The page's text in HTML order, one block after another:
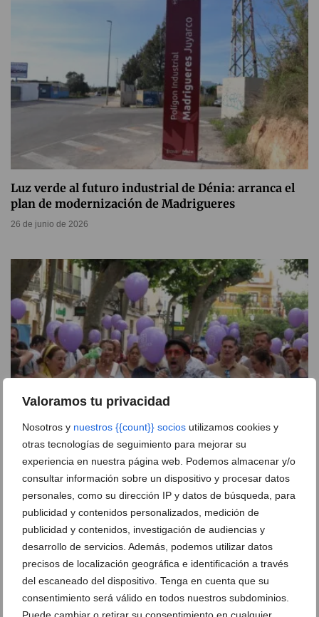
Valoramos tu privacidad
Nosotros y nuestros {{count}} socios utilizamos cookies y
otras tecnologías de seguimiento para mejorar su
experiencia en nuestra página web. Podemos almacenar y/o
consultar información sobre un dispositivo y procesar datos
personales, como su dirección IP y datos de búsqueda, para
publicidad y contenidos personalizados, medición de
publicidad y contenidos, investigación de audiencias y
desarrollo de servicios. Además, podemos utilizar datos
precisos de localización geográfica e identificación a través
del escaneado del dispositivo. Tenga en cuenta que su
consentimiento será válido en todos nuestros subdominios.
Luz verde al futuro industrial de Dénia: arranca el
plan de modernización de Madrigueres
26 de junio de 2026
El Tendetes Fest desborda el centro de Dénia con
música, talleres y miles de familias en la calle
15 de junio de 2026